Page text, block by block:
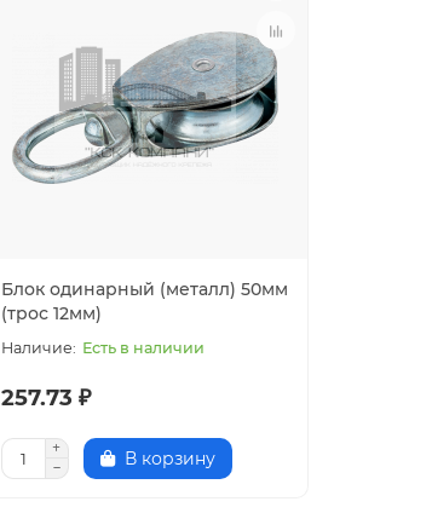
Блок одинарный (металл) 50мм
(трос 12мм)
Есть в наличии
257.73 ₽
В корзину